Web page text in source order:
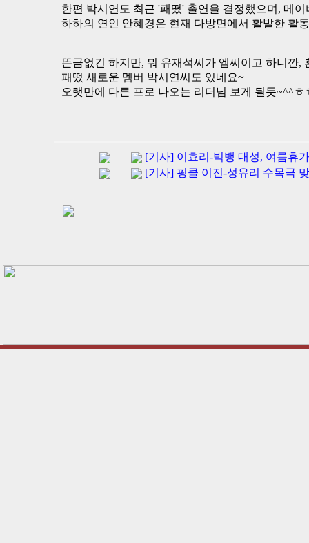
한편 박시연도 최근 '패떴' 출연을 결정했으며, 메
하하의 연인 안혜경은 현재 다방면에서 활발한 활
뜬금없긴 하지만, 뭐 유재석씨가 엠씨이고 하니깐,
패떴 새로운 멤버 박시연씨도 있네요~
오랫만에 다른 프로 나오는 리더님 보게 될듯~^^ㅎ
[기사] 이효리-빅뱅 대성, 여름휴
[기사] 핑클 이진-성유리 수목극